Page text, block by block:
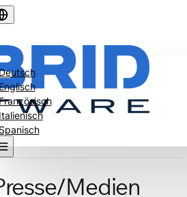
Spanisch
Medien